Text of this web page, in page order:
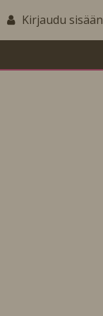
Kirjaudu sisään